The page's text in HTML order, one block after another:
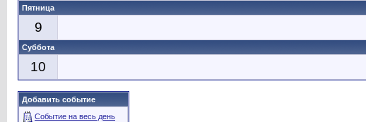
Пятница
9
Суббота
10
Добавить событие
Событие на весь день